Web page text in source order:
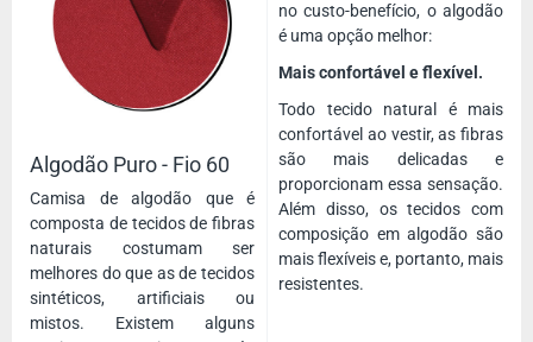
Algodão Puro - Fio 60
Camisa de algodão que é
composta de tecidos de fibras
naturais costumam ser
melhores do que as de tecidos
sintéticos, artificiais ou
mistos. Existem alguns
no custo-benefício, o algodão
é uma opção melhor:
Mais confortável e flexível.
Todo tecido natural é mais
confortável ao vestir, as fibras
são mais delicadas e
proporcionam essa sensação.
Além disso, os tecidos com
composição em algodão são
mais flexíveis e, portanto, mais
resistentes.